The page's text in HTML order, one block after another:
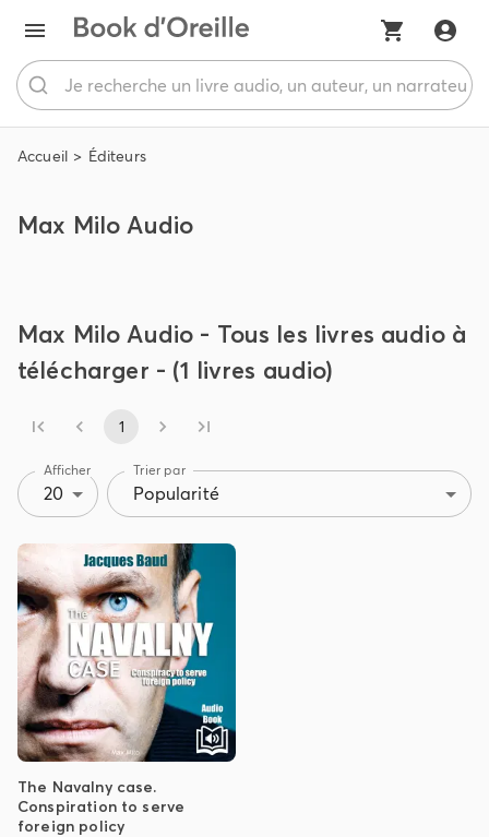
Accueil Éditeurs
Max Milo Audio
Max Milo Audio - Tous les livres audio à
télécharger - (1 livres audio)
1
Afficher
20
Trier par
Popularité
The Navalny case.
Conspiration to serve
foreign policy